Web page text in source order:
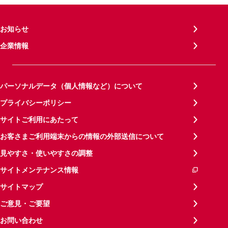
お知らせ
企業情報
パーソナルデータ（個人情報など）について
プライバシーポリシー
サイトご利用にあたって
お客さまご利用端末からの情報の外部送信について
見やすさ・使いやすさの調整
サイトメンテナンス情報
サイトマップ
ご意見・ご要望
お問い合わせ